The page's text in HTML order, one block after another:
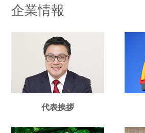
企業情報
代表挨拶